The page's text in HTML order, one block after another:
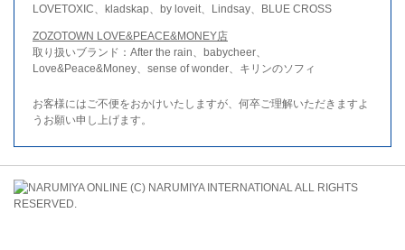
LOVETOXIC、kladskap、by loveit、Lindsay、BLUE CROSS
ZOZOTOWN LOVE&PEACE&MONEY店
取り扱いブランド：After the rain、babycheer、
Love&Peace&Money、sense of wonder、キリンのソフィ
お客様にはご不便をおかけいたしますが、何卒ご理解いただきますよ
うお願い申し上げます。